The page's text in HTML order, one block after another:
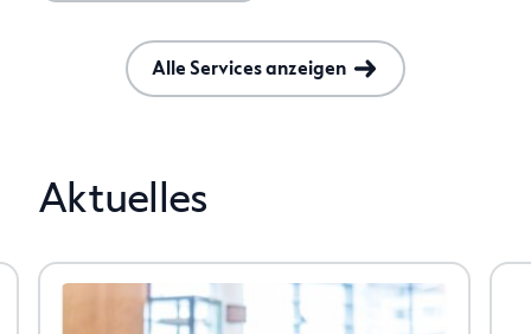
Alle Services anzeigen
Aktuelles